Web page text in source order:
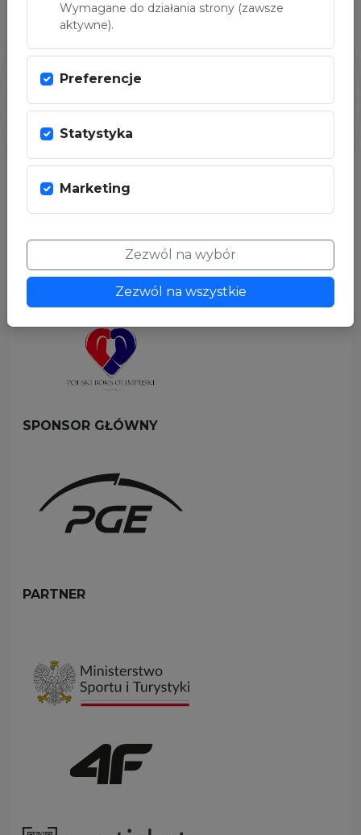
ORGANIZATORZY
SPONSOR GŁÓWNY
PARTNER
Wymagane do działania strony (zawsze
aktywne).
Preferencje
Statystyka
Marketing
Zezwól na wybór
Zezwól na wszystkie